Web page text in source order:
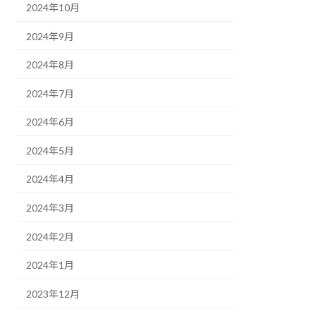
2024年10月
2024年9月
2024年8月
2024年7月
2024年6月
2024年5月
2024年4月
2024年3月
2024年2月
2024年1月
2023年12月